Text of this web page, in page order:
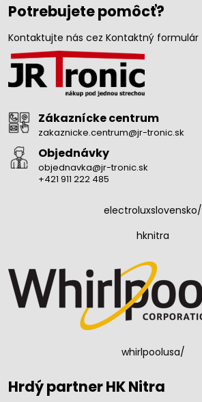
Potrebujete pomôcť?
Kontaktujte nás cez Kontaktný formulár
Zákaznícke centrum
zakaznicke.centrum@jr-tronic.sk
Objednávky
objednavka@jr-tronic.sk
+421 911 222 485
electroluxslovensko/
hknitra
whirlpoolusa/
Hrdý partner HK Nitra